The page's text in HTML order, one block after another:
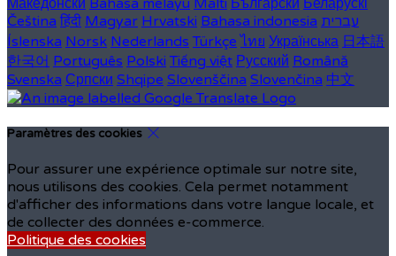
Čeština हिंदी Magyar Hrvatski Bahasa indonesia עברית
Íslenska Norsk Nederlands Türkçe ไทย Українська 日本語
한국어 Português Polski Tiếng việt Русский Română
Svenska Српски Shqipe Slovenščina Slovenčina 中文
Paramètres des cookies
Pour assurer une expérience optimale sur notre site,
nous utilisons des cookies. Cela permet notamment
d'afficher des informations dans votre langue locale, et
de collecter des données e-commerce.
Politique des cookies